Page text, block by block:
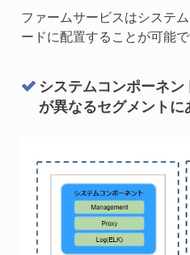
ファームサービスはシステ
ードに配置することが可能で
システムコンポーネ
が異なるセグメントに